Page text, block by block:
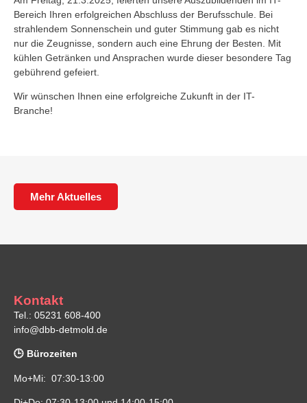
Bereich Ihren erfolgreichen Abschluss der Berufsschule. Bei
strahlendem Sonnenschein und guter Stimmung gab es nicht
nur die Zeugnisse, sondern auch eine Ehrung der Besten. Mit
kühlen Getränken und Ansprachen wurde dieser besondere Tag
gebührend gefeiert.
Wir wünschen Ihnen eine erfolgreiche Zukunft in der IT-
Branche!
Mehr Aktuelles
Kontakt
Tel.: 05231 608-400
info@dbb-detmold.de
🕒 Bürozeiten
Mo+Mi: 07:30-13:00